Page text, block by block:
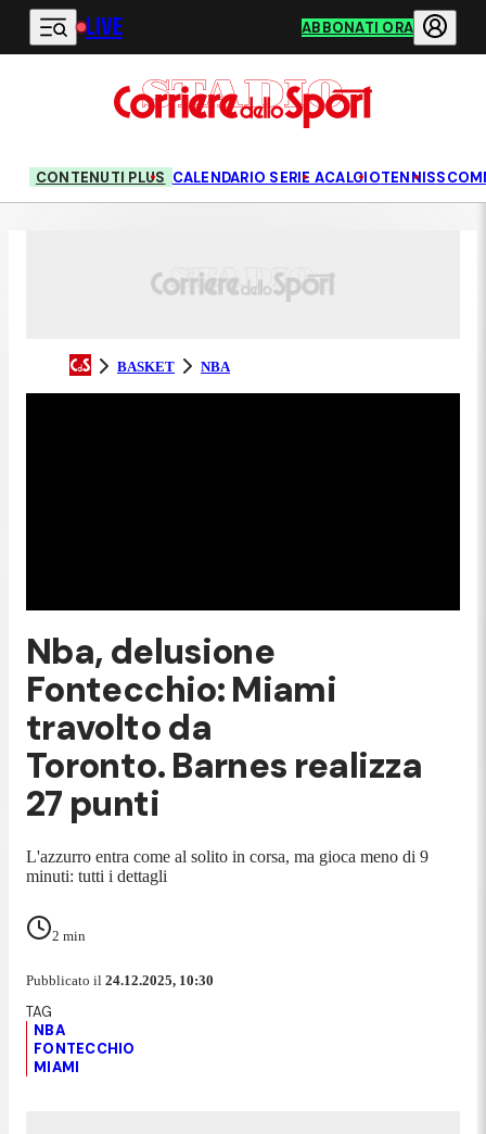
Vai al contenuto principale
LIVE ABBONATI ORA
CONTENUTI PLUS CALENDARIO SERIE ACALCIOTENNIS
BASKET NBA
Nba, delusione
Fontecchio: Miami
travolto da
Toronto. Barnes realizza
27 punti
L'azzurro entra come al solito in corsa, ma gioca meno di 9
minuti: tutti i dettagli
2 min
Pubblicato il 24.12.2025, 10:30
NBA
FONTECCHIO
MIAMI